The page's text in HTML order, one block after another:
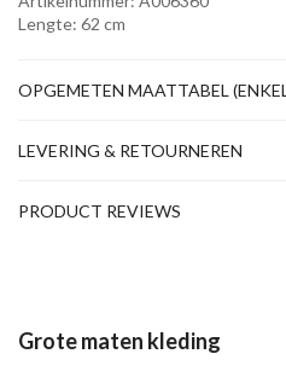
Lengte: 62 cm
OPGEMETEN MAATTABEL
LEVERING & RETOURNEREN
PRODUCT REVIEWS
Grote maten kleding